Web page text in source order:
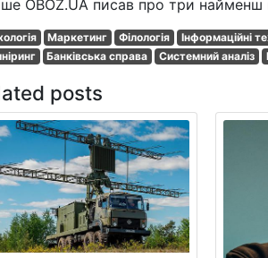
OBOZ.UA писав про три найменш
Маркетинг Філологія Інформаційні
Банківська справа Системний аналіз
posts